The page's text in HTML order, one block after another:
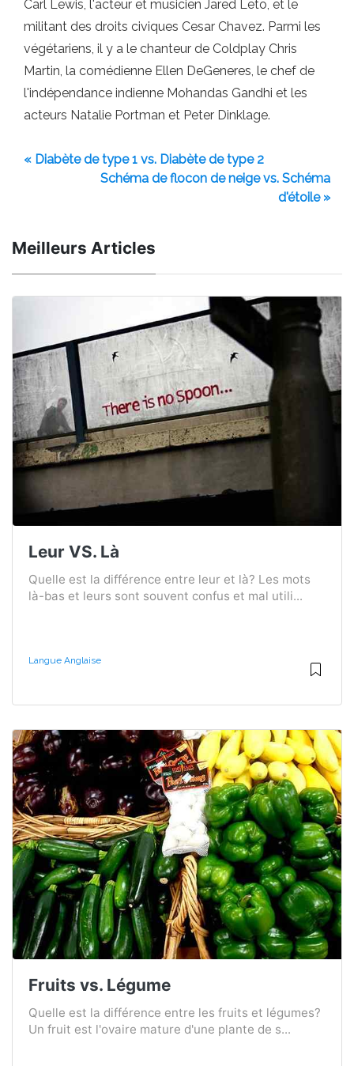
Carl Lewis, l'acteur et musicien Jared Leto, et le
militant des droits civiques Cesar Chavez. Parmi les
végétariens, il y a le chanteur de Coldplay Chris
Martin, la comédienne Ellen DeGeneres, le chef de
l'indépendance indienne Mohandas Gandhi et les
acteurs Natalie Portman et Peter Dinklage.
« Diabète de type 1 vs. Diabète de type 2
Schéma de flocon de neige vs. Schéma
d'étoile »
Meilleurs Articles
Leur VS. Là
Quelle est la différence entre leur et là? Les mots
là-bas et leurs sont souvent confus et mal utili...
Langue Anglaise
Fruits vs. Légume
Quelle est la différence entre les fruits et légumes?
Un fruit est l'ovaire mature d'une plante de s...